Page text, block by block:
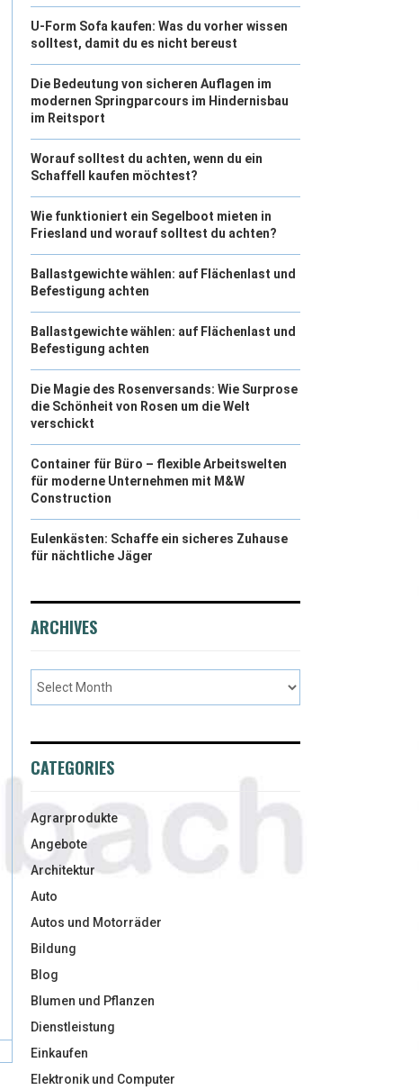
U-Form Sofa kaufen: Was du vorher wissen
solltest, damit du es nicht bereust
Die Bedeutung von sicheren Auflagen im
modernen Springparcours im Hindernisbau
im Reitsport
Worauf solltest du achten, wenn du ein
Schaffell kaufen möchtest?
Wie funktioniert ein Segelboot mieten in
Friesland und worauf solltest du achten?
Ballastgewichte wählen: auf Flächenlast und
Befestigung achten
Ballastgewichte wählen: auf Flächenlast und
Befestigung achten
Die Magie des Rosenversands: Wie Surprose
die Schönheit von Rosen um die Welt
verschickt
Container für Büro – flexible Arbeitswelten
für moderne Unternehmen mit M&W
Construction
Eulenkästen: Schaffe ein sicheres Zuhause
für nächtliche Jäger
ARCHIVES
CATEGORIES
Agrarprodukte
Angebote
Architektur
Auto
Autos und Motorräder
Bildung
Blog
Blumen und Pflanzen
Dienstleistung
Einkaufen
Elektronik und Computer